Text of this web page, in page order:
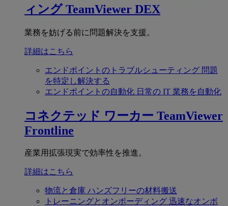
ィング TeamViewer DEX
業務を妨げる前に問題解決を支援。
詳細はこちら
エンドポイントのトラブルシューティング 問題
を特定し解決する
エンドポイントの自動化 日常の IT 業務を自動化
コネクテッド ワーカー TeamViewer
Frontline
産業用拡張現実で効率性を推進。
詳細はこちら
物流と倉庫 ハンズフリーの材料搬送
トレーニングとオンボーディング 迅速なオンボ